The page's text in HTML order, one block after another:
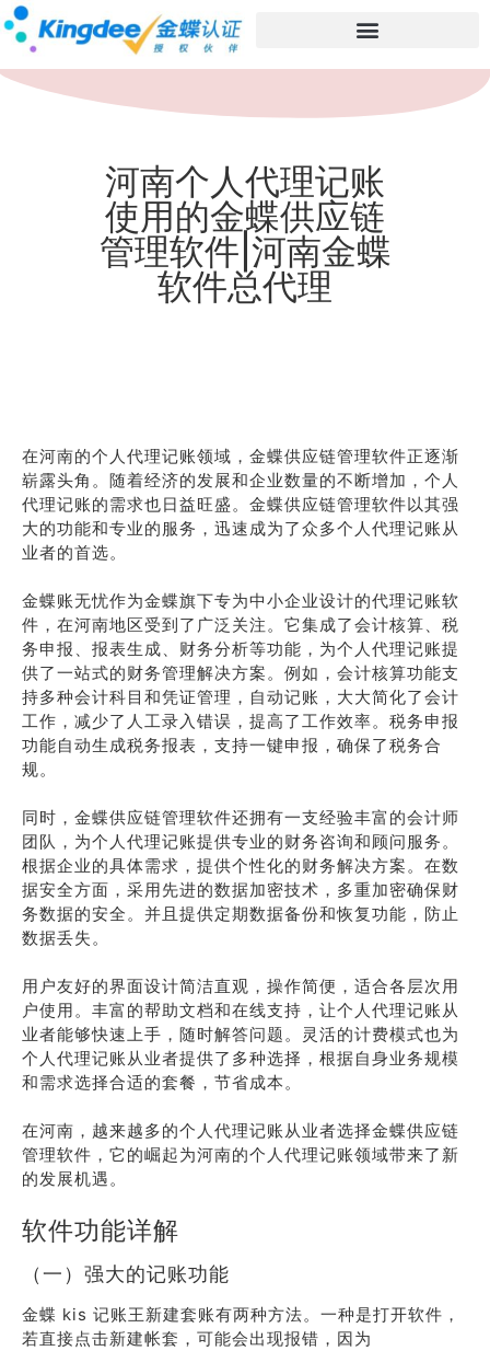
河南个人代理记账
使用的金蝶供应链
管理软件|河南金蝶
软件总代理
在河南的个人代理记账领域，金蝶供应链管理软件正逐渐
崭露头角。随着经济的发展和企业数量的不断增加，个人
代理记账的需求也日益旺盛。金蝶供应链管理软件以其强
大的功能和专业的服务，迅速成为了众多个人代理记账从
业者的首选。
金蝶账无忧作为金蝶旗下专为中小企业设计的代理记账软
件，在河南地区受到了广泛关注。它集成了会计核算、税
务申报、报表生成、财务分析等功能，为个人代理记账提
供了一站式的财务管理解决方案。例如，会计核算功能支
持多种会计科目和凭证管理，自动记账，大大简化了会计
工作，减少了人工录入错误，提高了工作效率。税务申报
功能自动生成税务报表，支持一键申报，确保了税务合
规。
同时，金蝶供应链管理软件还拥有一支经验丰富的会计师
团队，为个人代理记账提供专业的财务咨询和顾问服务。
根据企业的具体需求，提供个性化的财务解决方案。在数
据安全方面，采用先进的数据加密技术，多重加密确保财
务数据的安全。并且提供定期数据备份和恢复功能，防止
数据丢失。
用户友好的界面设计简洁直观，操作简便，适合各层次用
户使用。丰富的帮助文档和在线支持，让个人代理记账从
业者能够快速上手，随时解答问题。灵活的计费模式也为
个人代理记账从业者提供了多种选择，根据自身业务规模
和需求选择合适的套餐，节省成本。
在河南，越来越多的个人代理记账从业者选择金蝶供应链
管理软件，它的崛起为河南的个人代理记账领域带来了新
的发展机遇。
软件功能详解
（一）强大的记账功能
金蝶 kis 记账王新建套账有两种方法。一种是打开软件，
若直接点击新建帐套，可能会出现报错，因为